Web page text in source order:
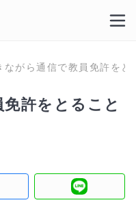
ながら通信で教員免許をと
許をとること